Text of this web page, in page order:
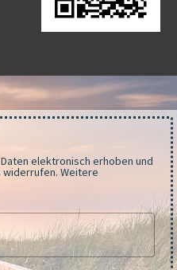
elektronisch erhoben und
widerrufen. Weitere